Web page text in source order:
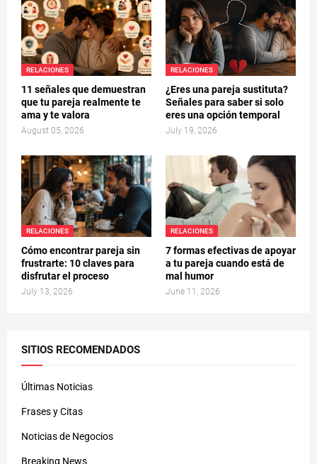
RELACIONES
11 señales que demuestran
que tu pareja realmente te
ama y te valora
August 05, 2026
RELACIONES
¿Eres una pareja sustituta?
Señales para saber si solo
eres una opción temporal
July 19, 2026
RELACIONES
Cómo encontrar pareja sin
frustrarte: 10 claves para
disfrutar el proceso
July 13, 2026
RELACIONES
7 formas efectivas de apoyar
a tu pareja cuando está de
mal humor
June 11, 2026
SITIOS RECOMENDADOS
Últimas Noticias
Frases y Citas
Noticias de Negocios
Breaking News